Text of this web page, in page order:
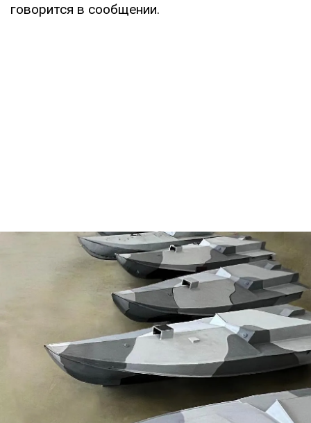
говорится в сообщении.